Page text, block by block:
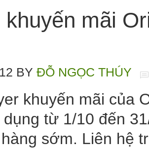
mãi
BY ĐỖ NGỌC THÚY
khuyến mãi của
dụng từ 1/10 đến
sớm. Liên hệ